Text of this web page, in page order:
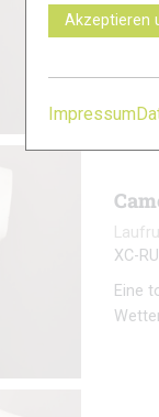
XC-
XC-
Eine
Akzeptieren
Impressum